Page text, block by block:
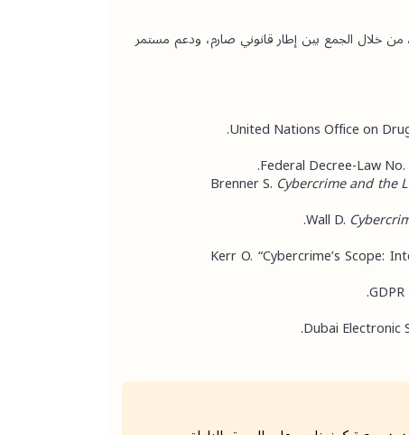
وفي هذا السياق، تقدم دولة الإمارات نموذجاً متقدماً في مواكبة تحديات العصر الرقمي، من خلال الجمع بين إطار قانوني صارم، ودعم مستمر
United Nations Office on
Federal Decree-Law
Brenner S. Cybercrime and the
Wall D.
Kerr O. “Cybercrime’s Scope:
Dubai Electronic